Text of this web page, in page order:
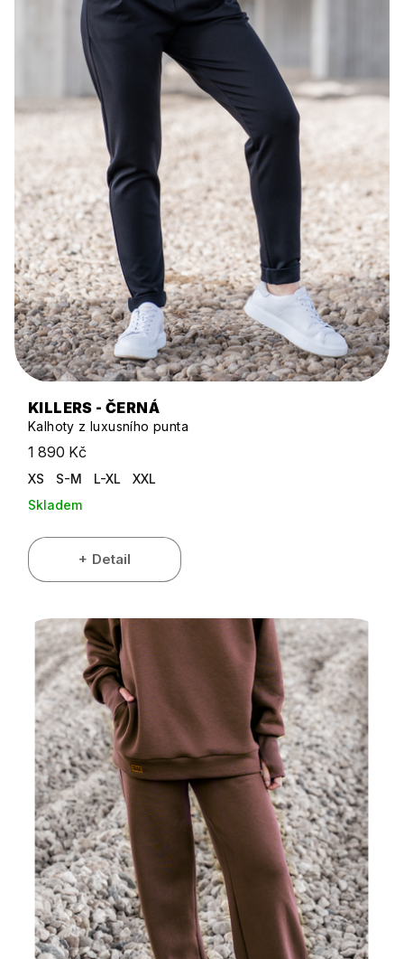
KILLERS - ČERNÁ
Kalhoty z luxusního punta
1 890 Kč
XS S-M L-XL
XXL
Skladem
Detail